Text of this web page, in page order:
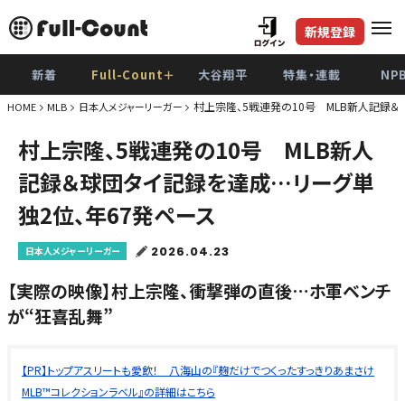
新規登録
新着 Full-Count＋ 大谷翔平 特集・連載
HOME MLB 日本人メジャーリーガー 村上宗隆、5戦連発の10号 MLB新人記録＆
村上宗隆、5戦連発の10号 MLB新人
記録＆球団タイ記録を達成…リーグ単
独2位、年67発ペース
日本人メジャーリーガー 2026.04.23
【実際の映像】村上宗隆、衝撃弾の直後…ホ軍ベンチ
が“狂喜乱舞”
【PR】トップアスリートも愛飲！ 八海山の『麹だけでつくったすっきりあまさけ
MLB™コレクションラベル』の詳細はこちら